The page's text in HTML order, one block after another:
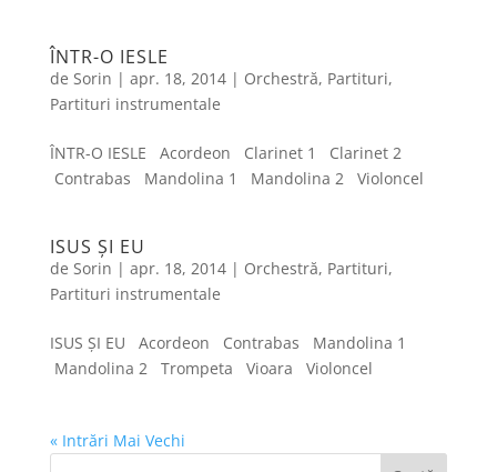
ÎNTR-O IESLE
de Sorin | apr. 18, 2014| Orchestră, Partituri,
Partituri instrumentale
ÎNTR-O IESLE Acordeon Clarinet 1 Clarinet 2
Contrabas Mandolina 1 Mandolina 2 Violoncel
ISUS ȘI EU
de Sorin | apr. 18, 2014| Orchestră, Partituri,
Partituri instrumentale
ISUS ȘI EU Acordeon Contrabas Mandolina 1
Mandolina 2 Trompeta Vioara Violoncel
« Intrări Mai Vechi